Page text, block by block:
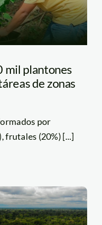
mil plantones
de zonas
por
frutales (20%) [...]